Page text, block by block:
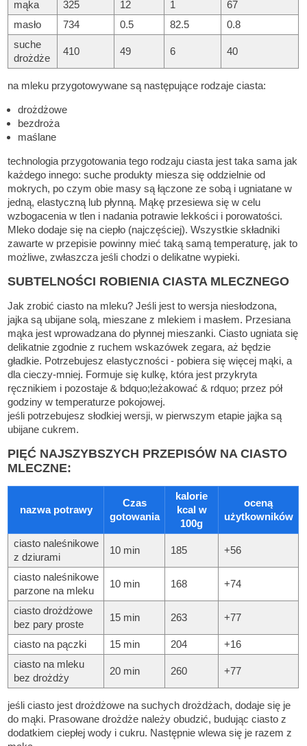
mąka
325 12 1
67
masło
734 0.5 82.5
0.8
suche
drożdże
410 49 6 40
na mleku przygotowywane są następujące rodzaje ciasta:
drożdżowe
bezdroża
maślane
technologia przygotowania tego rodzaju ciasta jest taka sama jak
każdego innego: suche produkty miesza się oddzielnie od
mokrych, po czym obie masy są łączone ze sobą i ugniatane w
jedną, elastyczną lub płynną. Mąkę przesiewa się w celu
wzbogacenia w tlen i nadania potrawie lekkości i porowatości.
Mleko dodaje się na ciepło (najczęściej). Wszystkie składniki
zawarte w przepisie powinny mieć taką samą temperaturę, jak to
możliwe, zwłaszcza jeśli chodzi o delikatne wypieki.
SUBTELNOŚCI ROBIENIA CIASTA MLECZNEGO
Jak zrobić ciasto na mleku? Jeśli jest to wersja niesłodzona,
jajka są ubijane solą, mieszane z mlekiem i masłem. Przesiana
mąka jest wprowadzana do płynnej mieszanki. Ciasto ugniata się
delikatnie zgodnie z ruchem wskazówek zegara, aż będzie
gładkie. Potrzebujesz elastyczności - pobiera się więcej mąki, a
dla cieczy-mniej. Formuje się kulkę, która jest przykryta
ręcznikiem i pozostaje & bdquo;leżakować & rdquo; przez pół
godziny w temperaturze pokojowej.
jeśli potrzebujesz słodkiej wersji, w pierwszym etapie jajka są
ubijane cukrem.
PIĘĆ NAJSZYBSZYCH PRZEPISÓW NA CIASTO
MLECZNE:
nazwa potrawy
Czas
gotowania
kalorie
kcal w
100g
oceną
użytkowników
ciasto naleśnikowe
z dziurami
10 min 185 +56
ciasto naleśnikowe
parzone na mleku
10 min 168 +74
ciasto drożdżowe
bez pary proste
15 min 263 +77
ciasto na pączki 15 min 204
+16
ciasto na mleku
bez drożdży
20 min 260 +77
jeśli ciasto jest drożdżowe na suchych drożdżach, dodaje się je
do mąki. Prasowane drożdże należy obudzić, budując ciasto z
dodatkiem ciepłej wody i cukru. Następnie wlewa się je razem z